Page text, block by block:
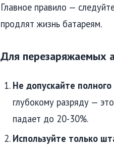
Главное правило —
продлят жизнь батареям.
Для перезаряжаемых
Не допускайте
глубокому разряду —
падает до 20-30%.
Используйте только